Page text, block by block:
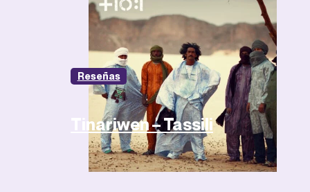
Reseñas
Tinariwen – Tassili